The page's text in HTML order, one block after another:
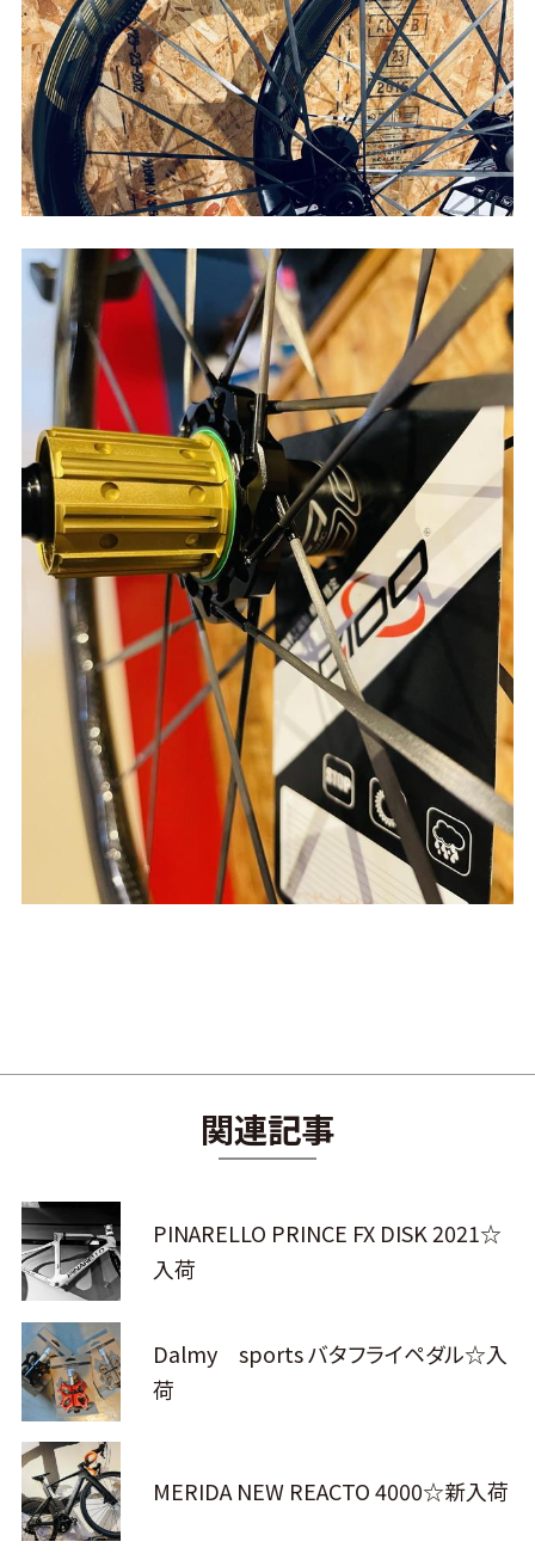
関連記事
PINARELLO PRINCE FX DISK 2021☆
入荷
Dalmy sports バタフライペダル☆入
荷
MERIDA NEW REACTO 4000☆新入荷